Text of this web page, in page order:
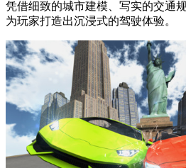
凭借细致的城市建模、写实的交通
为玩家打造出沉浸式的驾驶体验。